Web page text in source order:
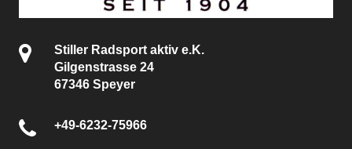
Stiller Radsport aktiv e.K.
Gilgenstrasse 24
67346 Speyer
+49-6232-75966